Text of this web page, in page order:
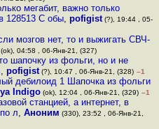
мегабит, важно только
128513 С обы,pofigist (?), 19:44 , 05-
мозгов нет, то и выжигать СВЧ-
04:58 , 06-Янв-21, (327)
шапочку из фольги, но и не
, pofigist(?), 10:47 , 06-Янв-21, (328) –1
дебилоид 1 Шапочка из фольги
Ilya Indigo (ok), 12:04 , 06-Янв-21, (329) –1
станцией, а интернет, в
л, Аноним (330), 23:52 , 06-Янв-21,